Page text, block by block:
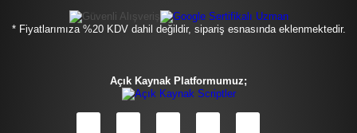
* Fiyatlarımıza %20 KDV dahil değildir, sipariş esnasında eklenmektedir.
Açık Kaynak Platformumuz;